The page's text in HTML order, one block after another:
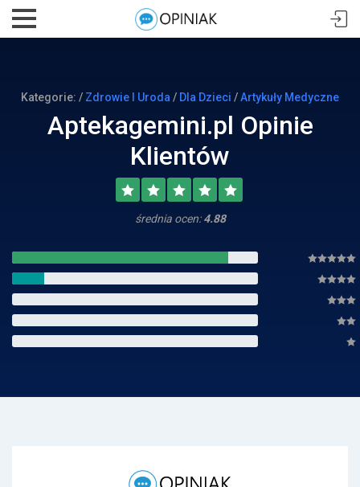
Kategorie: / Zdrowie I Uroda / Dla Dzieci /Artykuły Medyczne
Aptekagemini.pl Opinie
Klientów
średnia ocen:4.88